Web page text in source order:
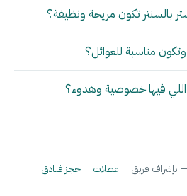
بالسنتر تكون مريحة ونظيفة؟
مناسبة للعوائل؟
فيها خصوصية وهدوء؟
بإشراف فريق عطلات حجز فنادق